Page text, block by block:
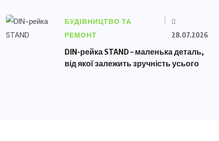
БУДІВНИЦТВО ТА
РЕМОНТ
28.07.2026
DIN-рейка STAND – маленька деталь,
від якої залежить зручність усього